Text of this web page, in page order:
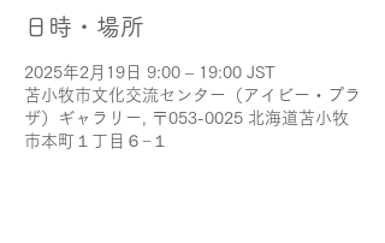
日時・場所
2025年2月19日 9:00 – 19:00 JST
苫小牧市文化交流センター（アイビー・プラ
ザ）ギャラリー, 〒053-0025 北海道苫小牧
市本町１丁目６−１